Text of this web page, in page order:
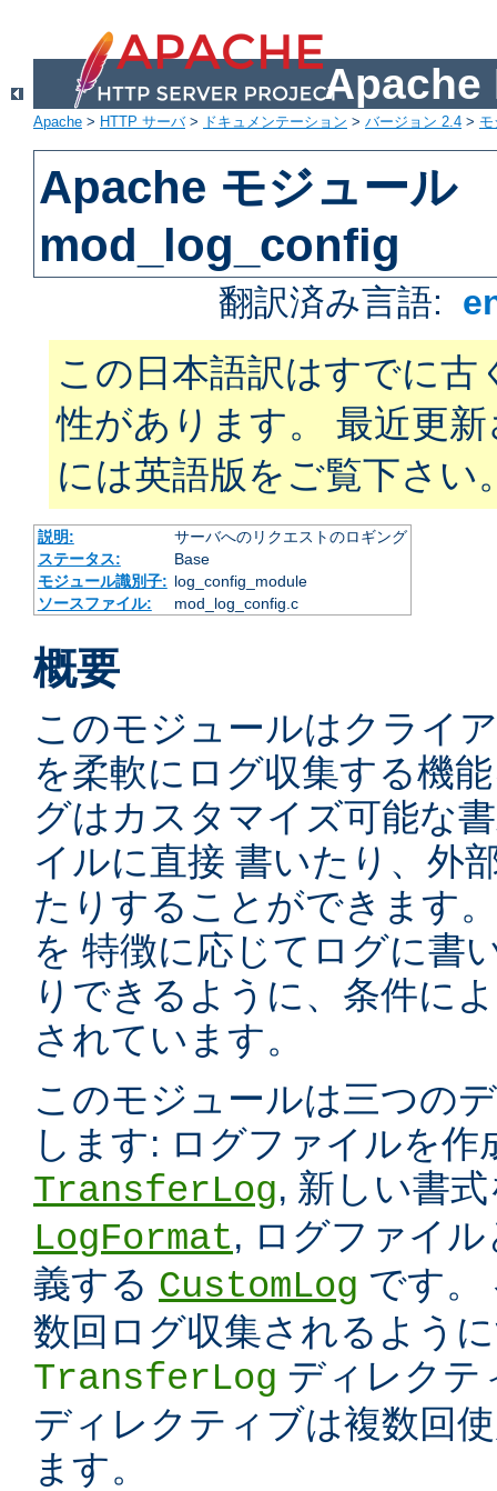
Apache
Apache > HTTP サーバ> ドキュメンテーション > バージョン 2.4 >
Apache モジュール
mod_log_config
翻訳済み言語:
この日本語訳はすでに古
性があります。 最近更
には英語版をご覧下さい
説明:
サーバへのリクエストのロギング
ステータス:
Base
モジュール識別子: log_config_module
ソースファイル:
mod_log_config.c
概要
このモジュールはクライ
を柔軟にログ収集する機
グはカスタマイズ可能な
イルに直接 書いたり、外
たりすることができます
を 特徴に応じてログに書
りできるように、条件に
されています。
このモジュールは三つの
します: ログファイルを作
TransferLog, 新しい書
LogFormat, ログファイ
義する CustomLog です。
数回ログ収集されるよう
TransferLog ディレク
ディレクティブは複数回
ます。